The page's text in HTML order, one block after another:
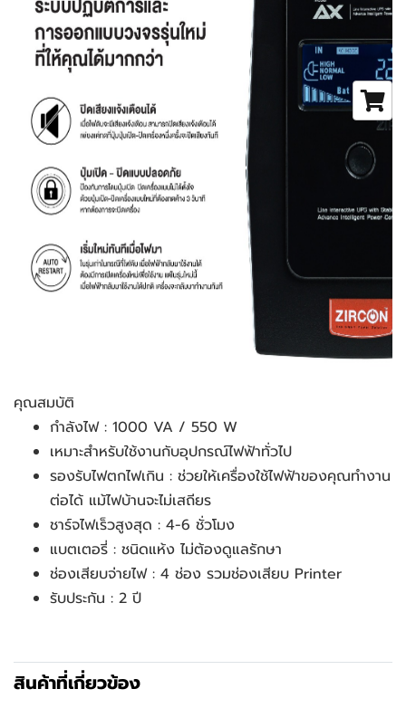
คุณสมบัติ
กำลังไฟ : 1000 VA / 550 W
เหมาะสำหรับใช้งานกับอุปกรณ์ไฟฟ้าทั่วไป
รองรับไฟตกไฟเกิน : ช่วยให้เครื่องใช้ไฟฟ้าของคุณทำงาน
ต่อได้ แม้ไฟบ้านจะไม่เสถียร
ชาร์จไฟเร็วสูงสุด : 4-6 ชั่วโมง
แบตเตอรี่ : ชนิดแห้ง ไม่ต้องดูแลรักษา
ช่องเสียบจ่ายไฟ : 4 ช่อง รวมช่องเสียบ Printer
รับประกัน : 2 ปี
สินค้าที่เกี่ยวข้อง